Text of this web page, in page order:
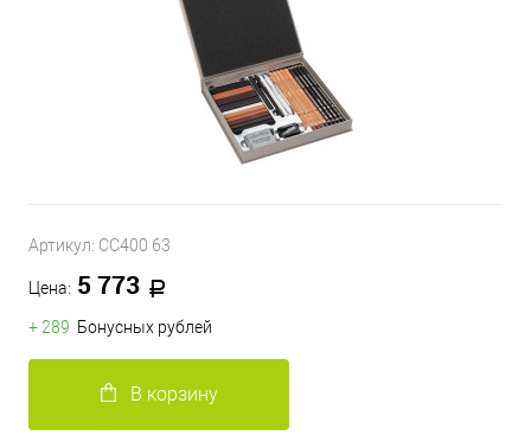
Артикул: CC400 63
Цена: 5 773
+ 289 Бонусных рублей
В корзину